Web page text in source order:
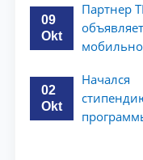
09
Okt
Партнер
02
Okt
наукам в